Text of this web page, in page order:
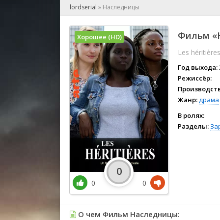
🕺 Мюзикл
👨‍💻
🎤 Ток-
🧙‍♀️
🏅
lordserial » Наследницы
Фильм
Les héritières
Год выхода:
Режиссёр:
Жанр:драма
В ролях:
Разделы:
Хорошее (HD)
0
0
0
О чем Фильм Наследницы: